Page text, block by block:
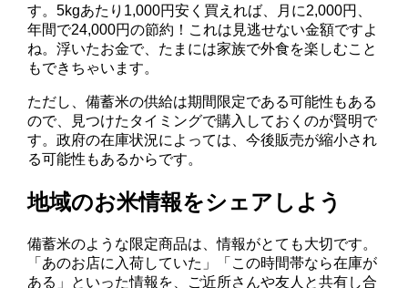
す。5kgあたり1,000円安く買えれば、月に2,000円、
年間で24,000円の節約！これは見逃せない金額ですよ
ね。浮いたお金で、たまには家族で外食を楽しむこと
もできちゃいます。
ただし、備蓄米の供給は期間限定である可能性もある
ので、見つけたタイミングで購入しておくのが賢明で
す。政府の在庫状況によっては、今後販売が縮小され
る可能性もあるからです。
地域のお米情報をシェアしよう
備蓄米のような限定商品は、情報がとても大切です。
「あのお店に入荷していた」「この時間帯なら在庫が
ある」といった情報を、ご近所さんや友人と共有し合